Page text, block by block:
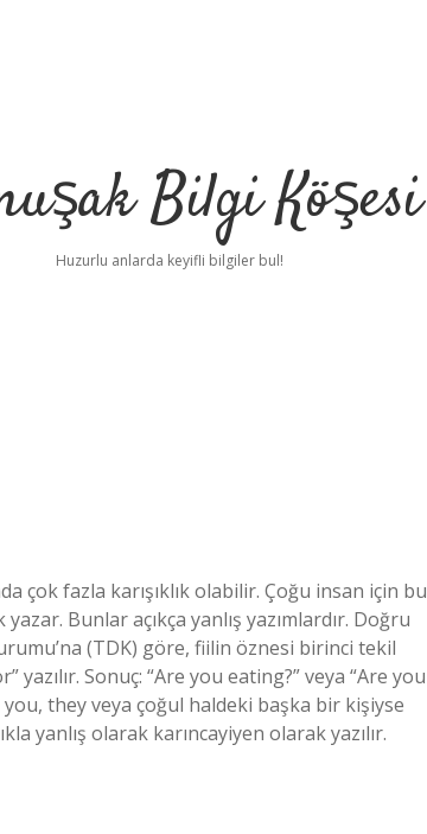
Bilgi Köşesi
Huzurlu anlarda keyifli bilgiler bul!
çok fazla karışıklık olabilir. Çoğu insan için bu
Bunlar açıkça yanlış yazımlardır. Doğru
(TDK) göre, fiilin öznesi birinci tekil
yazılır. Sonuç: “Are you eating?” veya “Are you
they veya çoğul haldeki başka bir kişiyse
yanlış olarak karıncayiyen olarak yazılır.